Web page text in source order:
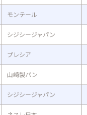
モンテール
シジシージャパン
プレシア
山崎製パン
シジシージャパン